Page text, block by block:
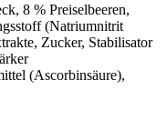
8 % Preiselbeeren,
(Natriumnitrit
Zucker, Stabilisator
(Ascorbinsäure),